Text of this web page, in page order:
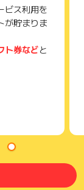
アプリのこと
ビス利用を
が貯まりま
ト券などと